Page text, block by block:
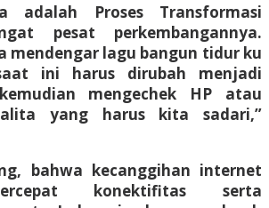
adalah Proses Transformasi
pesat perkembangannya.
mendengar lagu bangun tidur ku
ini harus dirubah menjadi
mengechek HP atau
yang harus kita sadari,”
bahwa kecanggihan internet
konektifitas serta